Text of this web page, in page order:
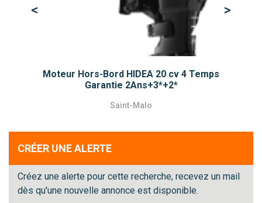
Moteur Hors-Bord HIDEA 20 cv 4 Temps
Garantie 2Ans+3*+2*
Saint-Malo
<Previous >Next
CRÉER UNE ALERTE
Créez une alerte pour cette recherche, recevez un mail
dès qu'une nouvelle annonce est disponible.